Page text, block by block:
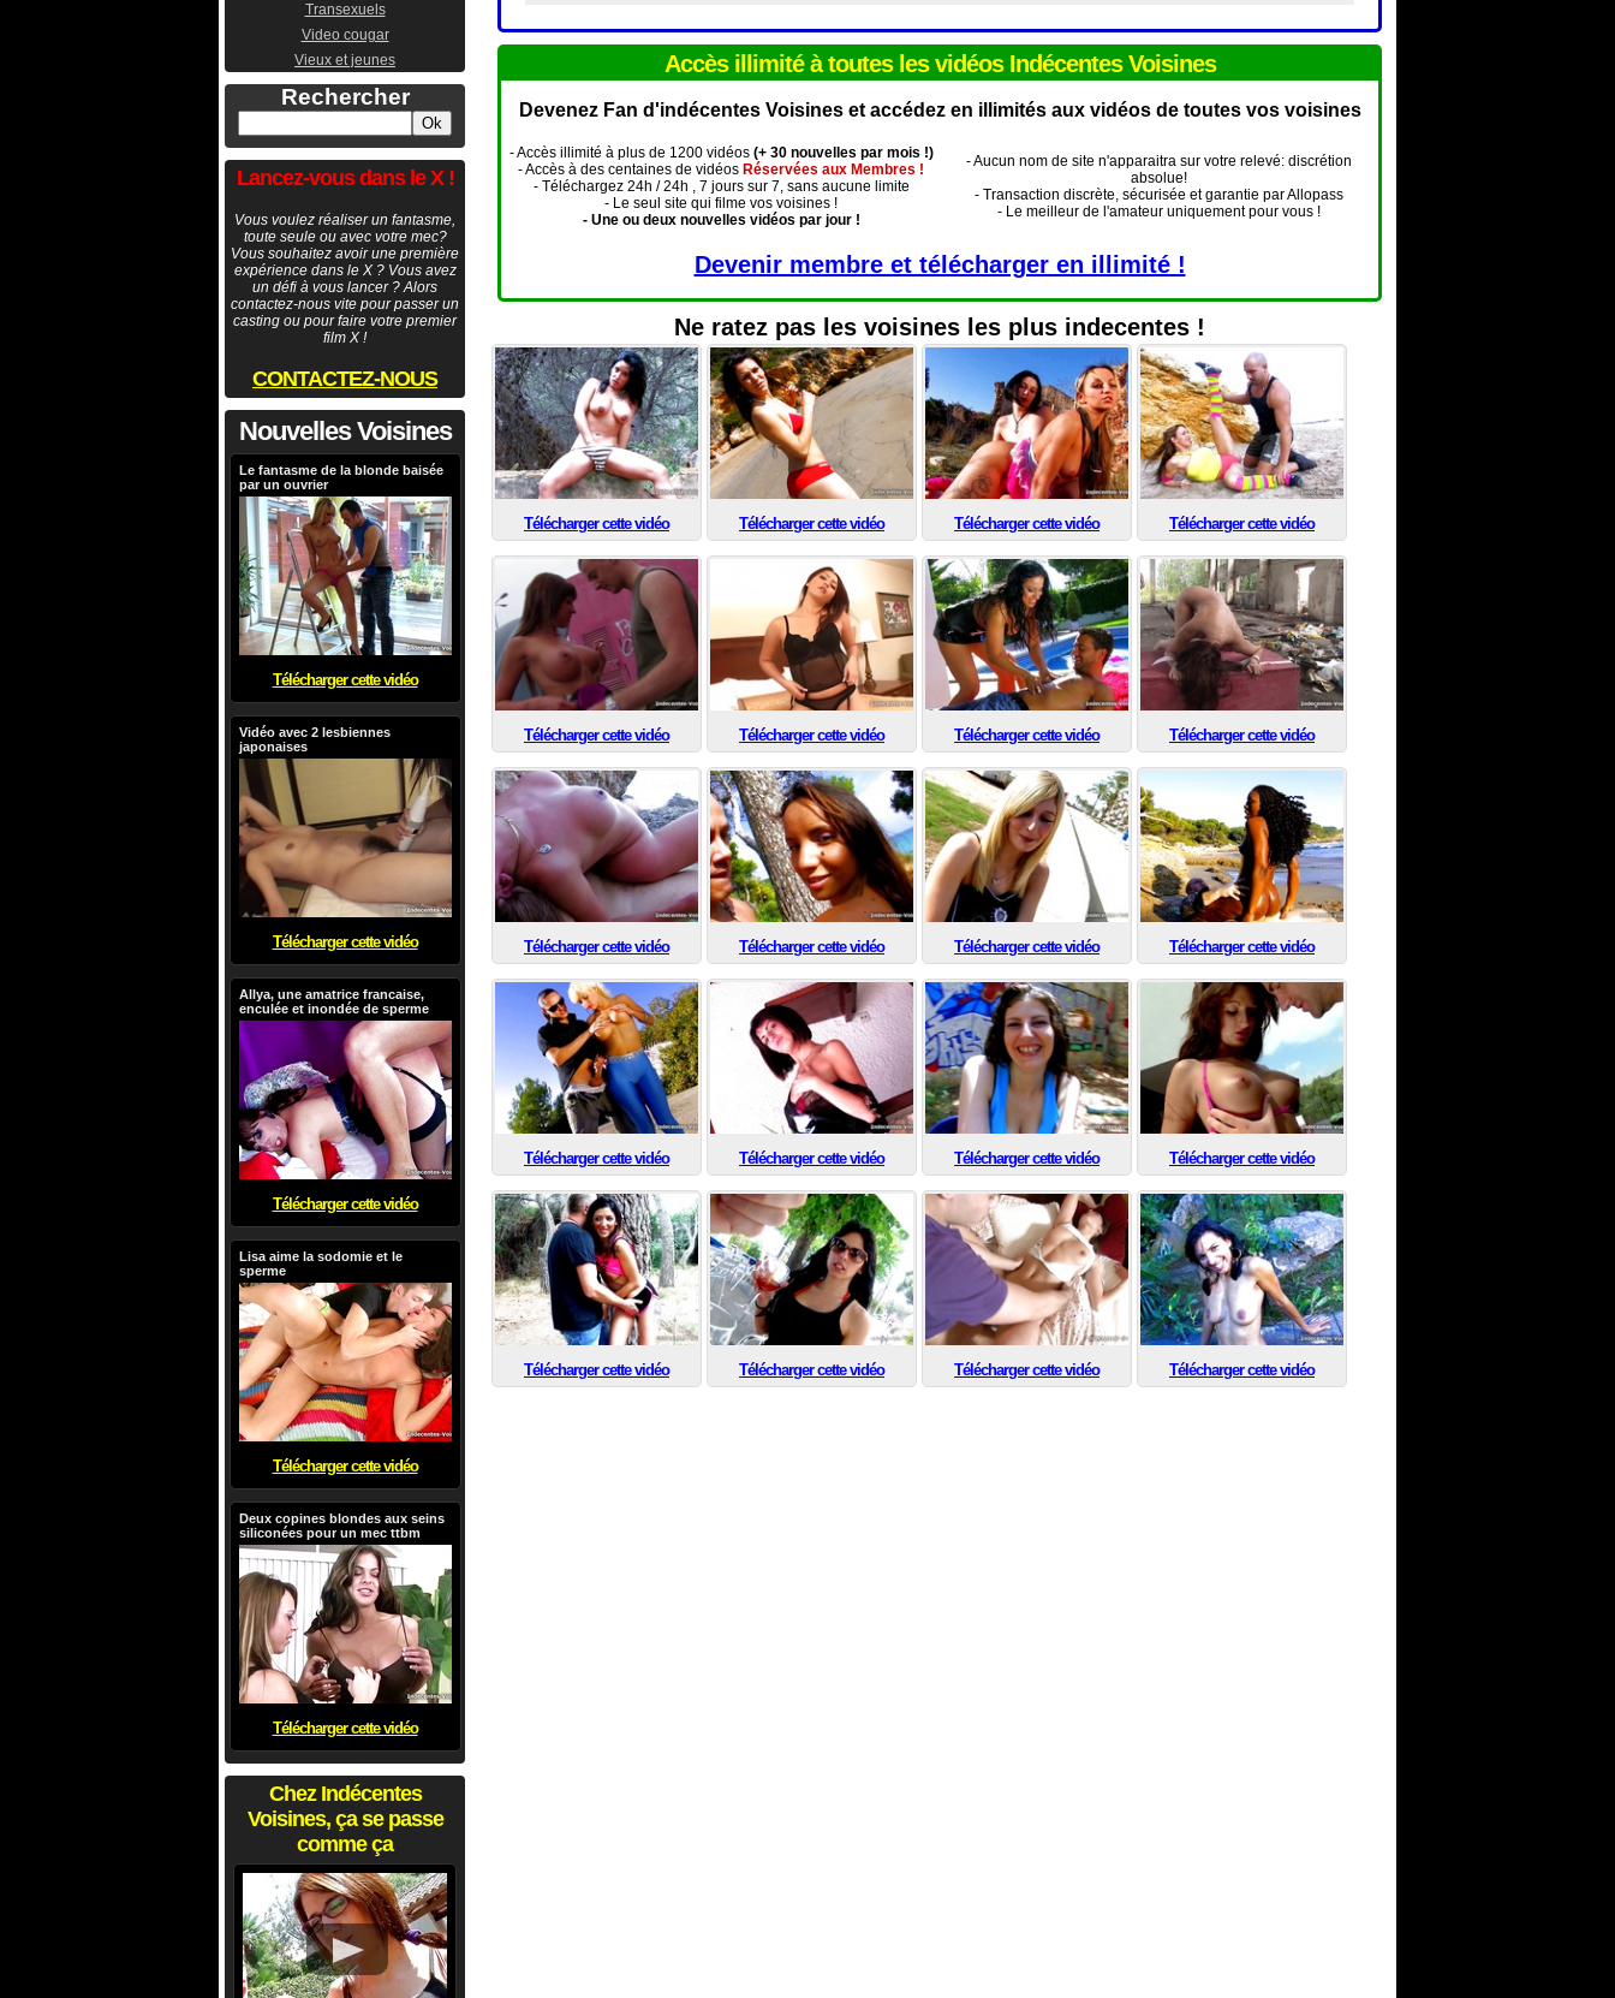
Accès illimité à toutes les vidéos Indécentes Voisines
Devenez Fan d'indécentes Voisines et accédez en illimités aux vidéos de toutes vos voisines
- Accès illimité à plus de 1200 vidéos (+ 30 nouvelles par mois !)
- Accès à des centaines de vidéos Réservées aux Membres !
- Téléchargez 24h / 24h , 7 jours sur 7, sans aucune limite
- Le seul site qui filme vos voisines !
- Une ou deux nouvelles vidéos par jour !
- Aucun nom de site n'apparaitra sur votre relevé: discrétion
absolue!
- Transaction discrète, sécurisée et garantie par Allopass
- Le meilleur de l'amateur uniquement pour vous !
Devenir membre et télécharger en illimité !
Ne ratez pas les voisines les plus indecentes !
Télécharger cette vidéo Télécharger cette vidéo Télécharger cette vidéo Télécharger cette vidéo
Télécharger cette vidéo Télécharger cette vidéo Télécharger cette vidéo Télécharger cette vidéo
Télécharger cette vidéo Télécharger cette vidéo Télécharger cette vidéo Télécharger cette vidéo
Télécharger cette vidéo Télécharger cette vidéo Télécharger cette vidéo Télécharger cette vidéo
Télécharger cette vidéo Télécharger cette vidéo Télécharger cette vidéo Télécharger cette vidéo
Transexuels
Video cougar
Vieux et jeunes
Rechercher
Lancez-vous dans le X !
Vous voulez réaliser un fantasme,
toute seule ou avec votre mec?
Vous souhaitez avoir une première
expérience dans le X ? Vous avez
un défi à vous lancer ? Alors
contactez-nous vite pour passer un
casting ou pour faire votre premier
film X !
CONTACTEZ-NOUS
Nouvelles Voisines
Le fantasme de la blonde baisée
par un ouvrier
Télécharger cette vidéo
Vidéo avec 2 lesbiennes
japonaises
Télécharger cette vidéo
Allya, une amatrice francaise,
enculée et inondée de sperme
Télécharger cette vidéo
Lisa aime la sodomie et le
sperme
Télécharger cette vidéo
Deux copines blondes aux seins
siliconées pour un mec ttbm
Télécharger cette vidéo
Chez Indécentes
Voisines, ça se passe
comme ça